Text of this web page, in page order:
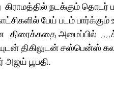
கிராமத்தில் நடக்கும்
பேய் படம்
திரைக்கதை அமைப்பில்
திகிலுடன் சஸ்பென்ஸ்
அஜய் பூபதி.